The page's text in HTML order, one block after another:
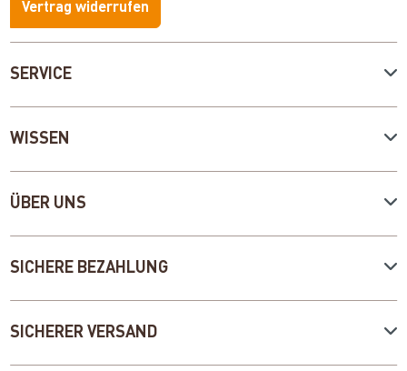
SERVICE
WISSEN
ÜBER UNS
Vertrag widerrufen
SICHERE BEZAHLUNG
SICHERER VERSAND